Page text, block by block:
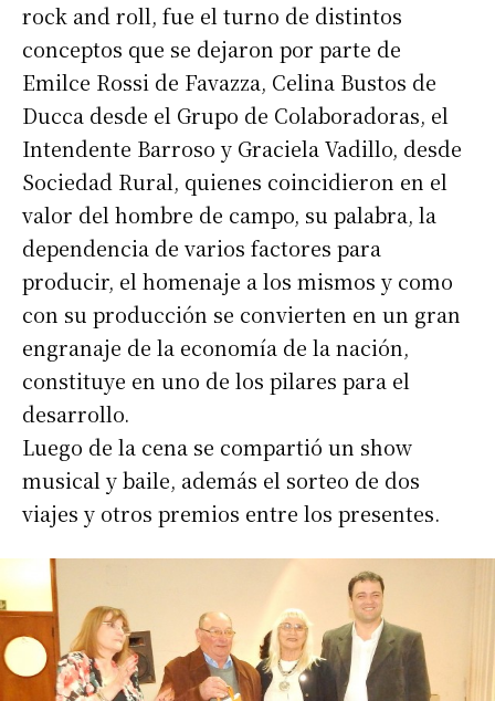
rock and roll, fue el turno de distintos
conceptos que se dejaron por parte de
Emilce Rossi de Favazza, Celina Bustos de
Ducca desde el Grupo de Colaboradoras, el
Intendente Barroso y Graciela Vadillo, desde
Sociedad Rural, quienes coincidieron en el
valor del hombre de campo, su palabra, la
dependencia de varios factores para
producir, el homenaje a los mismos y como
con su producción se convierten en un gran
engranaje de la economía de la nación,
constituye en uno de los pilares para el
desarrollo.
Luego de la cena se compartió un show
musical y baile, además el sorteo de dos
viajes y otros premios entre los presentes.